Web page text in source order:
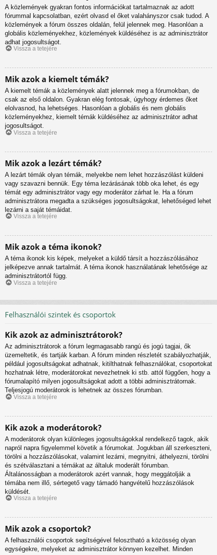
A közlemények gyakran fontos információkat tartalmaznak az adott
fórummal kapcsolatban, ezért olvasd el őket valahányszor csak tudod. A
közlemények a fórum összes oldalán, felül jelennek meg. Hasonlóan a
globális közleményekhez, közlemények küldéséhez is az adminisztrátor
adhat jogosultságot.
Vissza a tetejére
Mik azok a kiemelt témák?
A kiemelt témák a közlemények alatt jelennek meg a fórumokban, de
csak az első oldalon. Gyakran elég fontosak, úgyhogy érdemes őket
elolvasnod, ha lehetséges. Hasonlóan a globális és nem globális
közleményekhez, kiemelt témák küldéséhez az adminisztrátor adhat
jogosultságot.
Vissza a tetejére
Mik azok a lezárt témák?
A lezárt témák olyan témák, melyekbe nem lehet hozzászólást küldeni
vagy szavazni bennük. Egy téma lezárásának több oka lehet, és egy
témát egy adminisztrátor vagy egy moderátor zárhat le. Ha a fórum
adminisztrátora megadta a szükséges jogosultságokat, lehetőséged lehet
lezárni a saját témáidat.
Vissza a tetejére
Mik azok a téma ikonok?
A téma ikonok kis képek, melyeket a küldő társít a hozzászólásához
jelképezve annak tartalmát. A téma ikonok használatának lehetősége az
adminisztrátortól függ.
Vissza a tetejére
Felhasználói szintek és csoportok
Kik azok az adminisztrátorok?
Az adminisztrátorok a fórum legmagasabb rangú és jogú tagjai, ők
üzemeltetik, és tartják karban. A fórum minden részletét szabályozhatják,
például jogosultságokat adhatnak, kitilthatnak felhasználókat, csoportokat
hozhatnak létre, moderátorokat nevezhetnek ki stb. attól függően, hogy a
fórumalapító milyen jogosultságokat adott a többi adminisztrátornak.
Teljesjogú moderátorok is lehetnek az összes fórumban.
Vissza a tetejére
Kik azok a moderátorok?
A moderátorok olyan különleges jogosultságokkal rendelkező tagok, akik
napról napra figyelemmel követik a fórumokat. Jogukban áll szerkeszteni,
törölni a hozzászólásokat, valamint lezárni, megnyitni, áthelyezni, törölni
és szétválasztani a témákat az általuk moderált fórumban.
Általánosságban a moderátorok azért vannak, hogy meggátolják a
témába nem illő, sértegető vagy támadó hangvételű hozzászólások
küldését.
Vissza a tetejére
Mik azok a csoportok?
A felhasználói csoportok segítségével felosztható a közösség olyan
egységekre, melyeket az adminisztrátor könnyen kezelhet. Minden